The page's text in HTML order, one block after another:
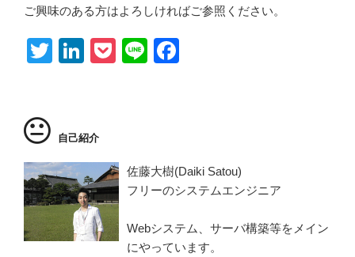
ご興味のある方はよろしければご参照ください。
T
er
Li
e
dI
n
P
Li
o
o
k
自己紹介
佐藤大樹(Daiki Satou)
フリーのシステムエンジニア
Webシステム、サーバ構築等をメイン
にやっています。